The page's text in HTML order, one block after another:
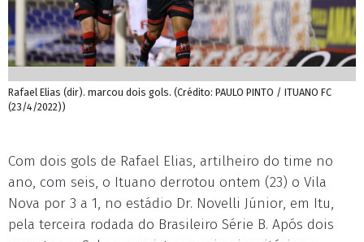
Rafael Elias (dir). marcou dois gols. (Crédito: PAULO PINTO / ITUANO FC
(23/4/2022))
Com dois gols de Rafael Elias, artilheiro do time no
ano, com seis, o Ituano derrotou ontem (23) o Vila
Nova por 3 a 1, no estádio Dr. Novelli Júnior, em Itu,
pela terceira rodada do Brasileiro Série B. Após dois